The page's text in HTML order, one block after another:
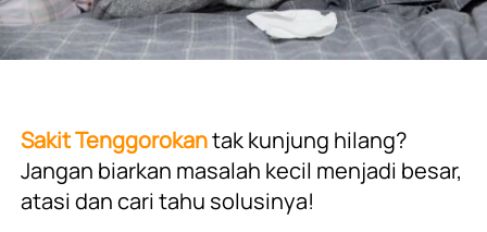
Sakit Tenggorokan tak kunjung hilang?
Jangan biarkan masalah kecil menjadi besar,
atasi dan cari tahu solusinya!